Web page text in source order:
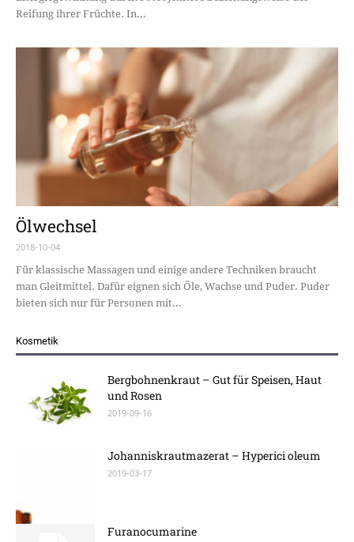
Reifung ihrer Früchte. In...
Ölwechsel
2018-10-04
Für klassische Massagen und einige andere Techniken braucht
man Gleitmittel. Dafür eignen sich Öle, Wachse und Puder. Puder
bieten sich nur für Personen mit...
Kosmetik
Bergbohnenkraut – Gut für Speisen, Haut
und Rosen
2019-09-16
Johanniskrautmazerat – Hyperici oleum
2019-03-17
Furanocumarine